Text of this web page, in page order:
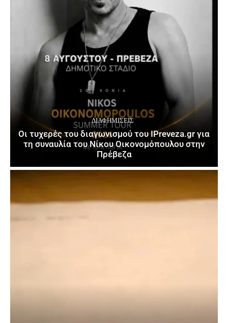
ΔΙΑΦΗΜΊΣΕΙΣ
Οι τυχερές του διαγωνισμού του IPreveza.gr για
τη συναυλία του Νίκου Οικονομόπουλου στην
Πρέβεζα